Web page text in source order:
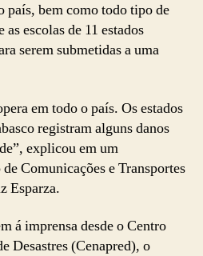
país, bem como todo tipo de
escolas de 11 estados
serem submetidas a uma
em todo o país. Os estados
registram alguns danos
explicou em um
Comunicações e Transportes
Esparza.
á imprensa desde o Centro
Desastres (Cenapred), o